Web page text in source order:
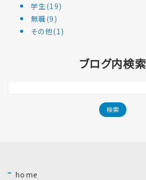
学生(19)
無職(9)
その他(1)
ブログ内検索
home